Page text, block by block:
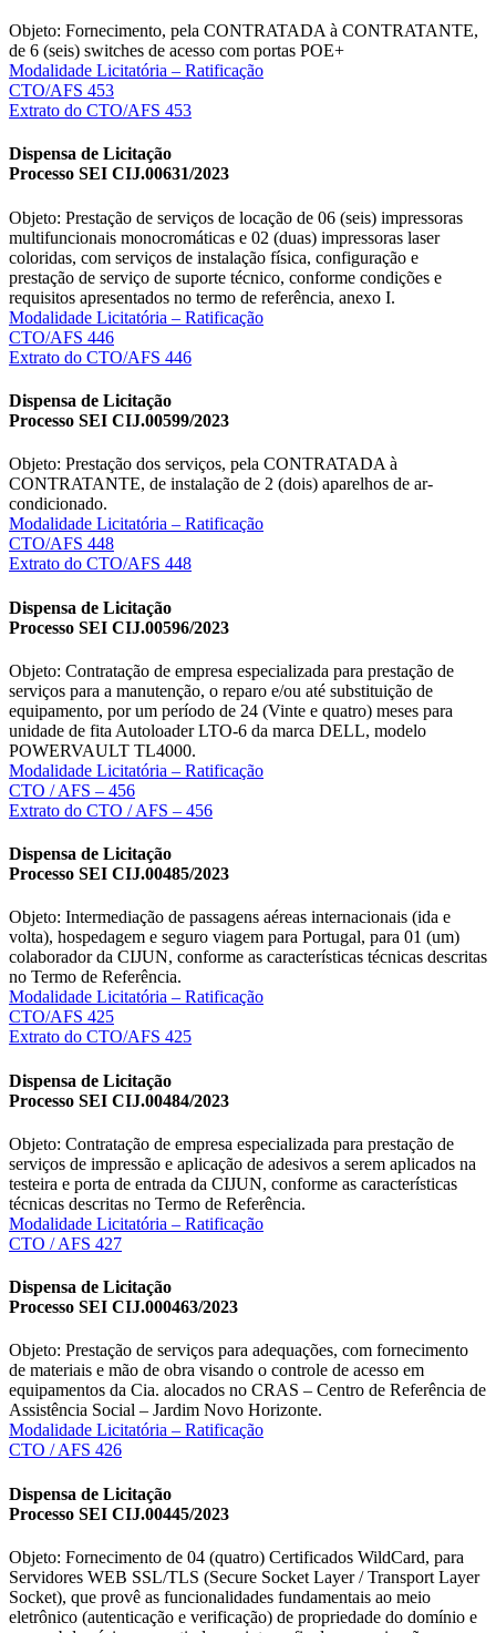
Objeto: Fornecimento, pela CONTRATADA à CONTRATANTE,
de 6 (seis) switches de acesso com portas POE+
Modalidade Licitatória – Ratificação
CTO/AFS 453
Extrato do CTO/AFS 453
Dispensa de Licitação
Processo SEI CIJ.00631/2023
Objeto: Prestação de serviços de locação de 06 (seis) impressoras
multifuncionais monocromáticas e 02 (duas) impressoras laser
coloridas, com serviços de instalação física, configuração e
prestação de serviço de suporte técnico, conforme condições e
requisitos apresentados no termo de referência, anexo I.
Modalidade Licitatória – Ratificação
CTO/AFS 446
Extrato do CTO/AFS 446
Dispensa de Licitação
Processo SEI CIJ.00599/2023
Objeto: Prestação dos serviços, pela CONTRATADA à
CONTRATANTE, de instalação de 2 (dois) aparelhos de ar-
condicionado.
Modalidade Licitatória – Ratificação
CTO/AFS 448
Extrato do CTO/AFS 448
Dispensa de Licitação
Processo SEI CIJ.00596/2023
Objeto: Contratação de empresa especializada para prestação de
serviços para a manutenção, o reparo e/ou até substituição de
equipamento, por um período de 24 (Vinte e quatro) meses para
unidade de fita Autoloader LTO-6 da marca DELL, modelo
POWERVAULT TL4000.
Modalidade Licitatória – Ratificação
CTO / AFS – 456
Extrato do CTO / AFS – 456
Dispensa de Licitação
Processo SEI CIJ.00485/2023
Objeto: Intermediação de passagens aéreas internacionais (ida e
volta), hospedagem e seguro viagem para Portugal, para 01 (um)
colaborador da CIJUN, conforme as características técnicas descritas
no Termo de Referência.
Modalidade Licitatória – Ratificação
CTO/AFS 425
Extrato do CTO/AFS 425
Dispensa de Licitação
Processo SEI CIJ.00484/2023
Objeto: Contratação de empresa especializada para prestação de
serviços de impressão e aplicação de adesivos a serem aplicados na
testeira e porta de entrada da CIJUN, conforme as características
técnicas descritas no Termo de Referência.
Modalidade Licitatória – Ratificação
CTO / AFS 427
Dispensa de Licitação
Processo SEI CIJ.000463/2023
Objeto: Prestação de serviços para adequações, com fornecimento
de materiais e mão de obra visando o controle de acesso em
equipamentos da Cia. alocados no CRAS – Centro de Referência de
Assistência Social – Jardim Novo Horizonte.
Modalidade Licitatória – Ratificação
CTO / AFS 426
Dispensa de Licitação
Processo SEI CIJ.00445/2023
Objeto: Fornecimento de 04 (quatro) Certificados WildCard, para
Servidores WEB SSL/TLS (Secure Socket Layer / Transport Layer
Socket), que provê as funcionalidades fundamentais ao meio
eletrônico (autenticação e verificação) de propriedade do domínio e